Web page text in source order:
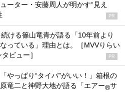
ーター・安藤周人が明かす“見え
PR
ける篠山竜青が語る「10年前より
っている」理由とは。［MVVりらい
ビュー］
PR
やっぱり“タイパ”がいい！」箱根の
竜二と神野大地が語る「エアー®サ